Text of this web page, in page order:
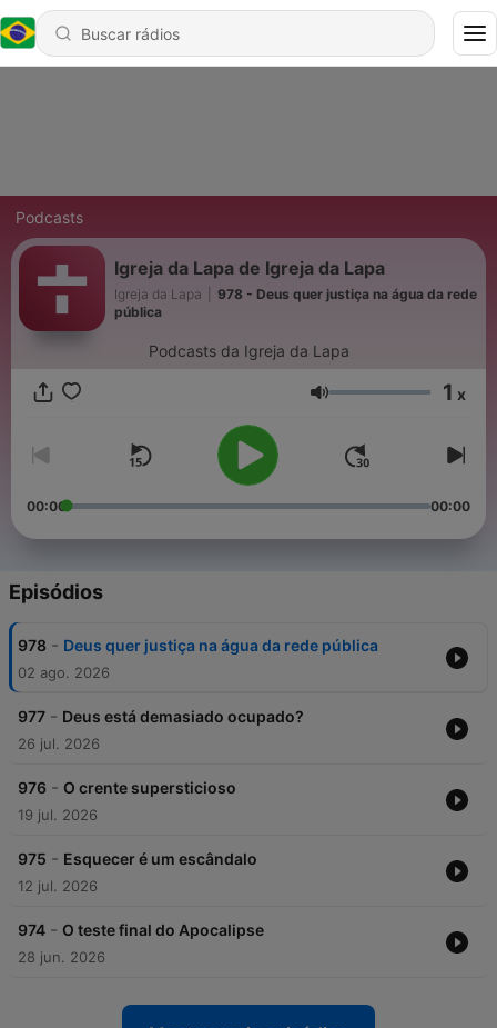
Podcasts
Igreja da Lapa de Igreja da Lapa
Igreja da Lapa
978 - Deus quer justiça na água da rede
pública
Podcasts da Igreja da Lapa
Volume 1 x
00:00 00:00
Episódios
978 - Deus quer justiça na água da rede pública
02 ago. 2026
977 - Deus está demasiado ocupado?
26 jul. 2026
976 - O crente supersticioso
19 jul. 2026
975 - Esquecer é um escândalo
12 jul. 2026
974 - O teste final do Apocalipse
28 jun. 2026